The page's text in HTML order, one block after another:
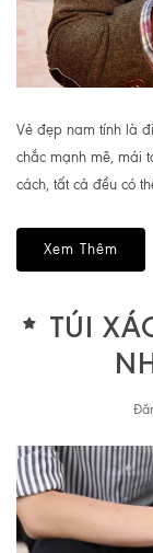
Vẻ đẹp nam tính là
chắc mạnh mẽ, mái
cách, tất cả đều có
Xem Thêm
TÚI